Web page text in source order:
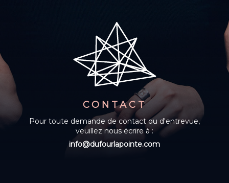
CONTACT
Pour toute demande de contact ou d'entrevue,
veuillez nous écrire à :
info@dufourlapointe.com